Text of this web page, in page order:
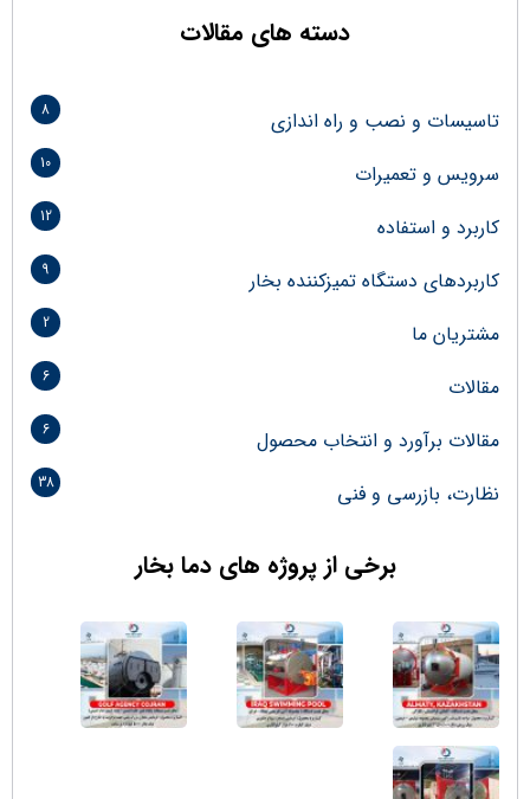
دسته های مقالات
تاسیسات و نصب و راه اندازی 8
سرویس و تعمیرات 10
کاربرد و استفاده 12
کاربردهای دستگاه تمیزکننده بخار 9
مشتریان ما 2
مقالات 6
مقالات برآورد و انتخاب محصول 6
نظارت، بازرسی و فنی 38
برخی از پروژه های دما بخار